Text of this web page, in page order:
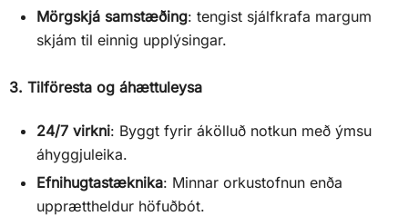
Mörgskjá samstæðing: tengist sjálfkrafa margum
skjám til einnig upplýsingar.
3. Tilföresta og áhættuleysa
24/7 virkni: Byggt fyrir ákölluð notkun með ýmsu
áhyggjuleika.
Efnihugtastæknika: Minnar orkustofnun enða
upprættheldur höfuðbót.